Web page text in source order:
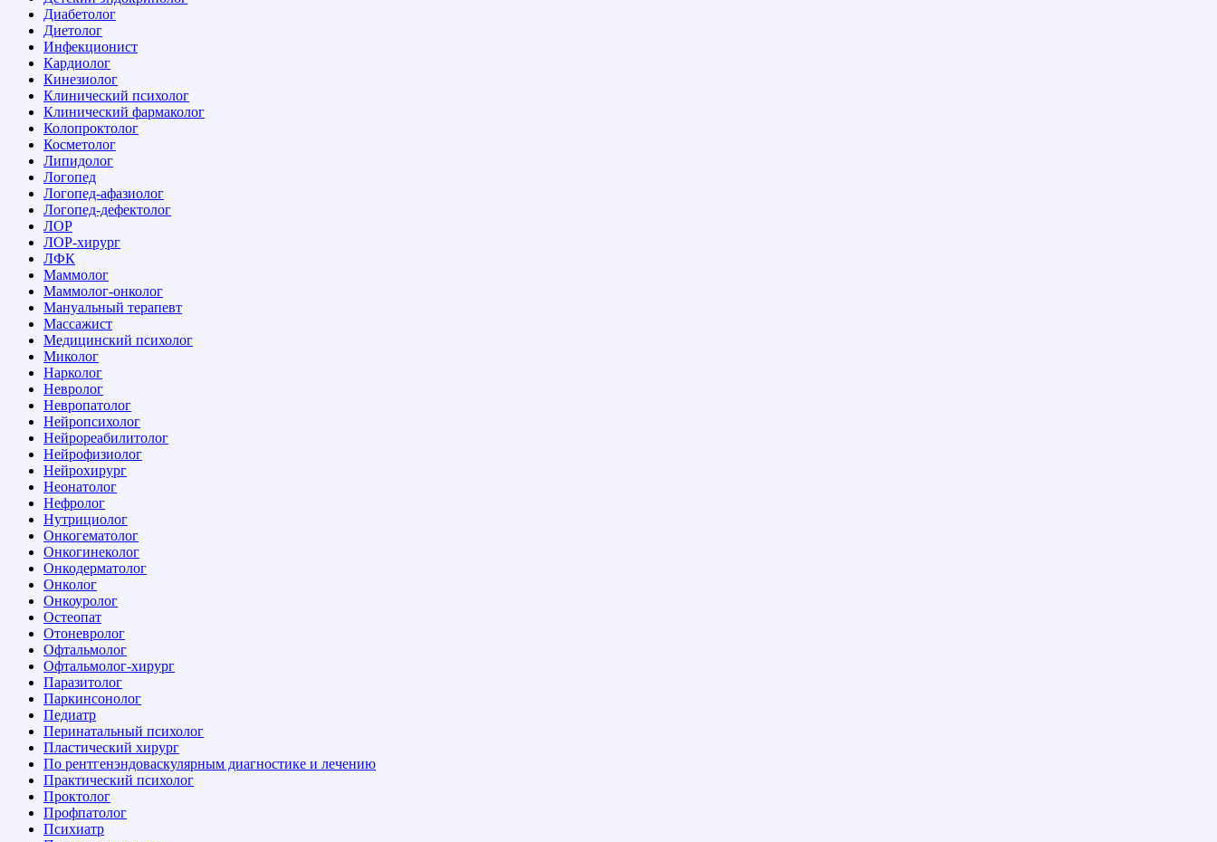
Диабетолог
Диетолог
Инфекционист
Кардиолог
Кинезиолог
Клинический психолог
Клинический фармаколог
Колопроктолог
Косметолог
Липидолог
Логопед
Логопед-афазиолог
Логопед-дефектолог
ЛОР
ЛОР-хирург
ЛФК
Маммолог
Маммолог-онколог
Мануальный терапевт
Массажист
Медицинский психолог
Миколог
Нарколог
Невролог
Невропатолог
Нейропсихолог
Нейрореабилитолог
Нейрофизиолог
Нейрохирург
Неонатолог
Нефролог
Нутрициолог
Онкогематолог
Онкогинеколог
Онкодерматолог
Онколог
Онкоуролог
Остеопат
Отоневролог
Офтальмолог
Офтальмолог-хирург
Паразитолог
Паркинсонолог
Педиатр
Перинатальный психолог
Пластический хирург
По рентгенэндоваскулярным диагностике и лечению
Практический психолог
Проктолог
Профпатолог
Психиатр